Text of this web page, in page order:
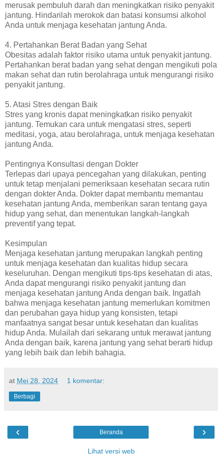
merusak pembuluh darah dan meningkatkan risiko penyakit
jantung. Hindarilah merokok dan batasi konsumsi alkohol
Anda untuk menjaga kesehatan jantung Anda.
4. Pertahankan Berat Badan yang Sehat
Obesitas adalah faktor risiko utama untuk penyakit jantung.
Pertahankan berat badan yang sehat dengan mengikuti pola
makan sehat dan rutin berolahraga untuk mengurangi risiko
penyakit jantung.
5. Atasi Stres dengan Baik
Stres yang kronis dapat meningkatkan risiko penyakit
jantung. Temukan cara untuk mengatasi stres, seperti
meditasi, yoga, atau berolahraga, untuk menjaga kesehatan
jantung Anda.
Pentingnya Konsultasi dengan Dokter
Terlepas dari upaya pencegahan yang dilakukan, penting
untuk tetap menjalani pemeriksaan kesehatan secara rutin
dengan dokter Anda. Dokter dapat membantu memantau
kesehatan jantung Anda, memberikan saran tentang gaya
hidup yang sehat, dan menentukan langkah-langkah
preventif yang tepat.
Kesimpulan
Menjaga kesehatan jantung merupakan langkah penting
untuk menjaga kesehatan dan kualitas hidup secara
keseluruhan. Dengan mengikuti tips-tips kesehatan di atas,
Anda dapat mengurangi risiko penyakit jantung dan
menjaga kesehatan jantung Anda dengan baik. Ingatlah
bahwa menjaga kesehatan jantung memerlukan komitmen
dan perubahan gaya hidup yang konsisten, tetapi
manfaatnya sangat besar untuk kesehatan dan kualitas
hidup Anda. Mulailah dari sekarang untuk merawat jantung
Anda dengan baik, karena jantung yang sehat berarti hidup
yang lebih baik dan lebih bahagia.
at Mei 28, 2024 1 komentar:
Berbagi
‹ ›
Beranda
Lihat versi web